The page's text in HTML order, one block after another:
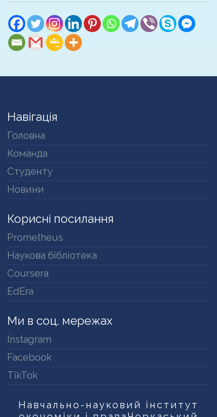
Навігація
Головна
Команда
Студенту
Новини
Корисні посилання
Prometheus
Наукова бібліотека
Coursera
EdEra
Ми в соц. мережах
Instagram
Facebook
TikTok
Навчально-науковий інститут